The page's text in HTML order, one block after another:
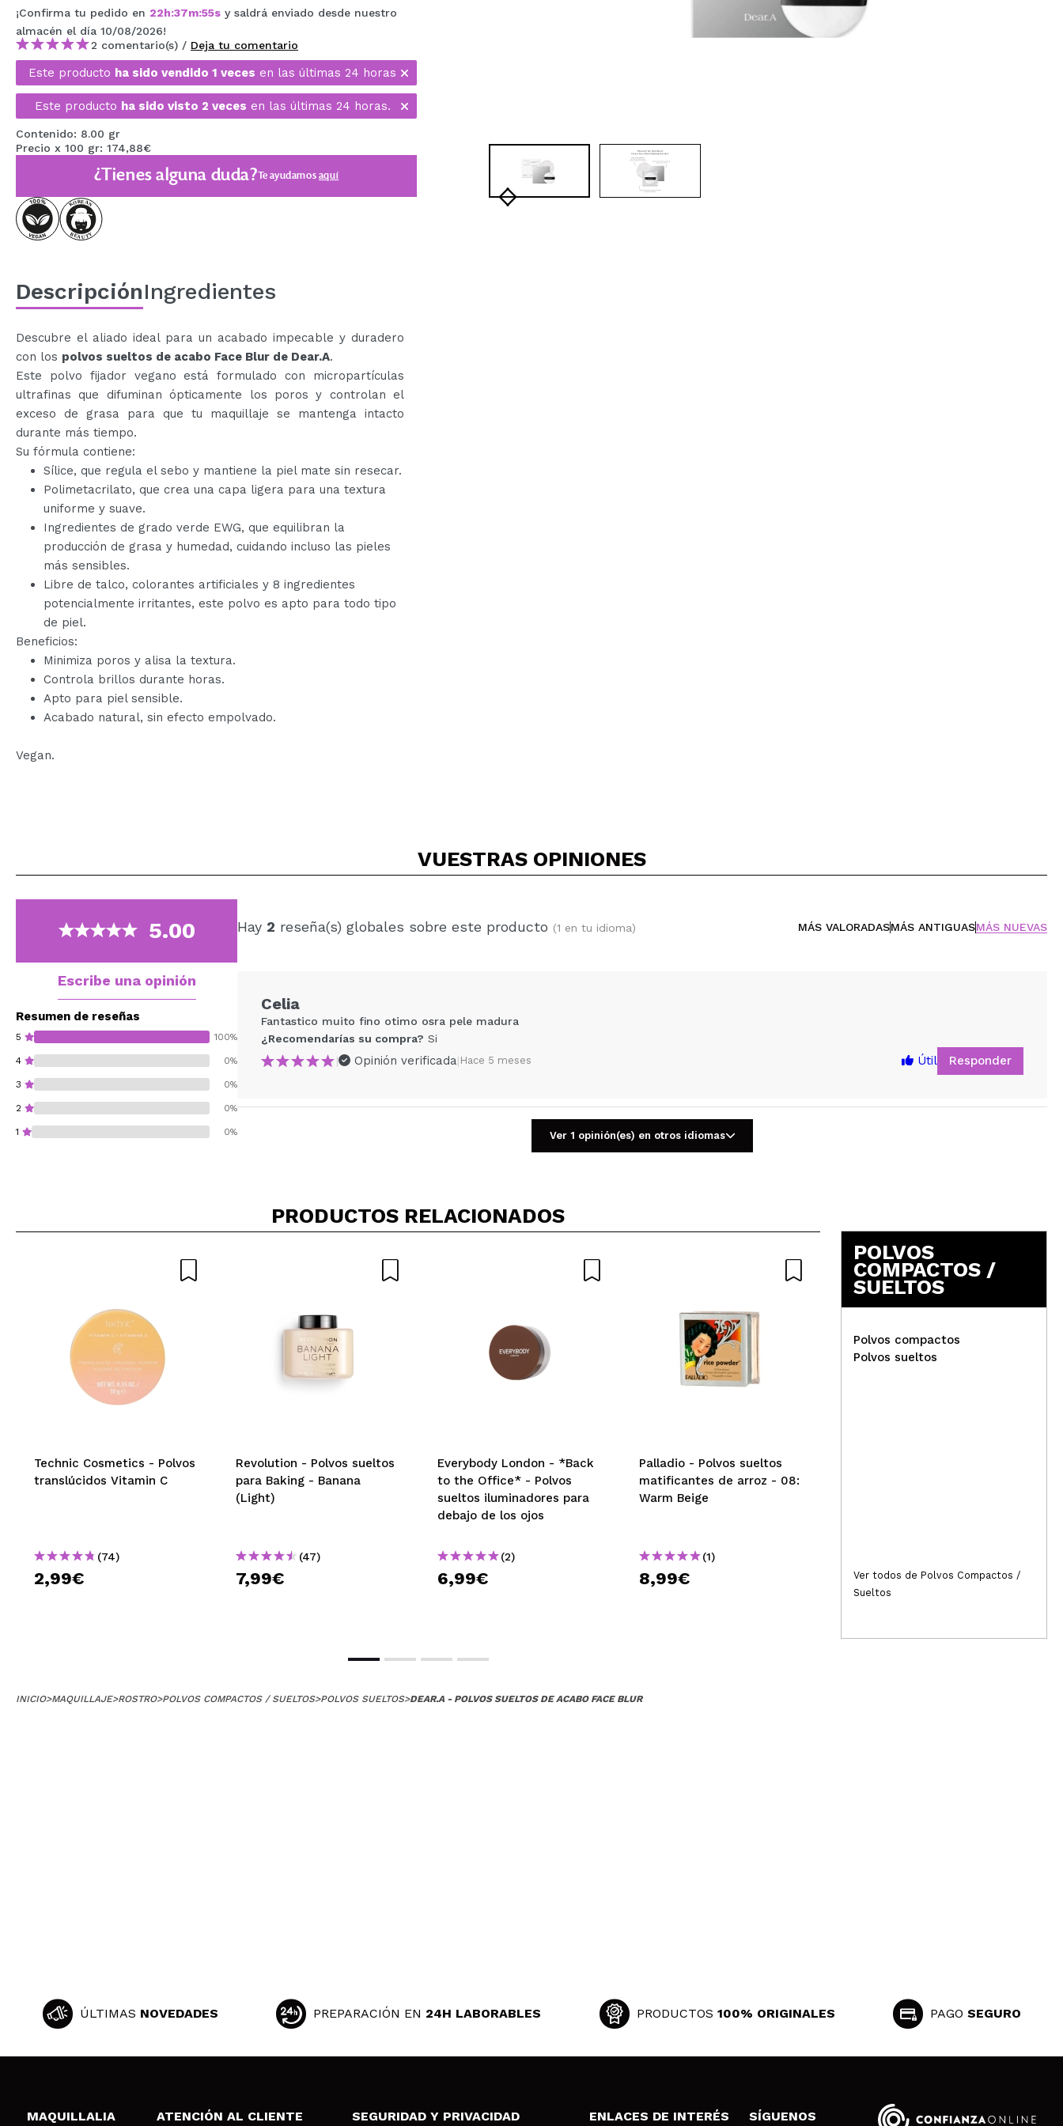
MAQUIFARMA
KOREA ZONE
TRAVEL SIZE
NATURE
OFERTAS
OUTLET
¡HAN VUELTO!
BLOG
CREAR CUENTA
¡Confirma tu pedido en 22h:37m:54s y saldrá enviado desde nuestro
almacén el día 10/08/2026!
2 comentario(s) / Deja tu comentario
Este producto ha sido vendido 1 veces en las últimas 24 horas
Este producto ha sido visto 2 veces en las últimas 24 horas.
Contenido: 8.00 gr
Precio x 100 gr: 174,88€
¿Tienes alguna duda?Te ayudamosaquí
DescripciónIngredientes
Descubre el aliado ideal para un acabado impecable y duradero
con los polvos sueltos de acabo Face Blur de Dear.A.
Este polvo fijador vegano está formulado con micropartículas
ultrafinas que difuminan ópticamente los poros y controlan el
exceso de grasa para que tu maquillaje se mantenga intacto
durante más tiempo.
Su fórmula contiene:
Sílice, que regula el sebo y mantiene la piel mate sin resecar.
Polimetacrilato, que crea una capa ligera para una textura
uniforme y suave.
Ingredientes de grado verde EWG, que equilibran la
producción de grasa y humedad, cuidando incluso las pieles
más sensibles.
Libre de talco, colorantes artificiales y 8 ingredientes
potencialmente irritantes, este polvo es apto para todo tipo
de piel.
Beneficios:
Minimiza poros y alisa la textura.
Controla brillos durante horas.
Apto para piel sensible.
Acabado natural, sin efecto empolvado.
Vegan.
VUESTRAS OPINIONES
5.00
Escribe una opinión
Resumen de reseñas
5 100%
4 0%
3 0%
2 0%
1 0%
Hay 2 reseña(s) globales sobre este producto (1 en tu idioma) MÁS VALORADASMÁS ANTIGUASMÁS NUEVAS
Compartir un vídeo o una foto
¿Recomendarías su compra? Si No
Celia
Fantastico muito fino otimo osra pele madura
¿Recomendarías su compra? Si
|
Opinión verificada| Hace 5 meses Útil Responder
Ver 1 opinión(es) en otros idiomas
PRODUCTOS RELACIONADOS
Technic Cosmetics - Polvos
translúcidos Vitamin C
(74)
2,99€
Revolution - Polvos sueltos
para Baking - Banana
(Light)
(47)
7,99€
Everybody London - *Back
to the Office* - Polvos
sueltos iluminadores para
debajo de los ojos
(2)
6,99€
Palladio - Polvos sueltos
matificantes de arroz - 08:
Warm Beige
(1)
8,99€
W7 - Polvos sueltos Matte
3,49€
POLVOS
COMPACTOS /
SUELTOS
Polvos compactos
Polvos sueltos
Ver todos de Polvos Compactos /
Sueltos
INICIO>MAQUILLAJE>ROSTRO>POLVOS COMPACTOS / SUELTOS>POLVOS SUELTOS>DEAR.A - POLVOS SUELTOS DE ACABO FACE BLUR
ÚLTIMAS NOVEDADES PREPARACIÓN EN 24H LABORABLES PRODUCTOS 100% ORIGINALES PAGO SEGURO
MAQUILLALIA ATENCIÓN AL CLIENTE SEGURIDAD Y PRIVACIDAD ENLACES DE INTERÉS SÍGUENOS